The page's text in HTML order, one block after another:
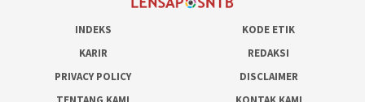
INDEKS
KODE ETIK
KARIR
REDAKSI
PRIVACY POLICY
DISCLAIMER